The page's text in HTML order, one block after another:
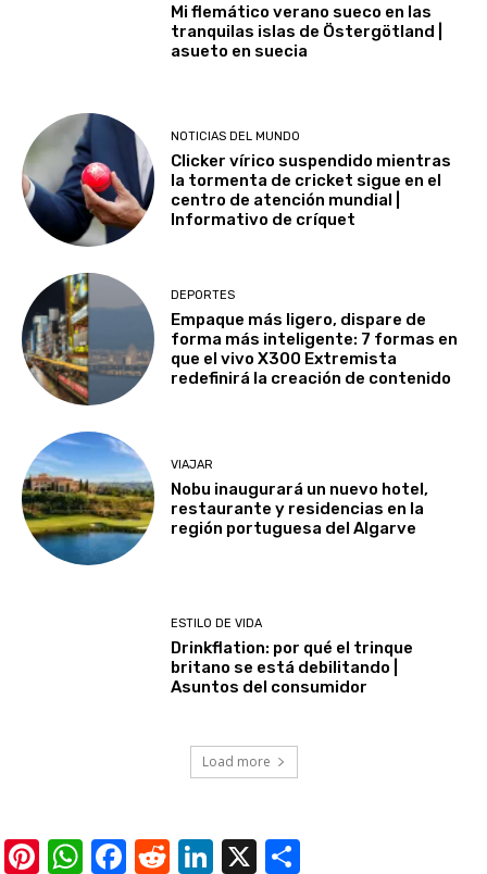
Mi flemático verano sueco en las
tranquilas islas de Östergötland |
asueto en suecia
NOTICIAS DEL MUNDO
Clicker vírico suspendido mientras
la tormenta de cricket sigue en el
centro de atención mundial |
Informativo de críquet
DEPORTES
Empaque más ligero, dispare de
forma más inteligente: 7 formas en
que el vivo X300 Extremista
redefinirá la creación de contenido
VIAJAR
Nobu inaugurará un nuevo hotel,
restaurante y residencias en la
región portuguesa del Algarve
ESTILO DE VIDA
Drinkflation: por qué el trinque
britano se está debilitando |
Asuntos del consumidor
Load more
Pinterest
WhatsApp
Facebook
RedditLinkedIn
X